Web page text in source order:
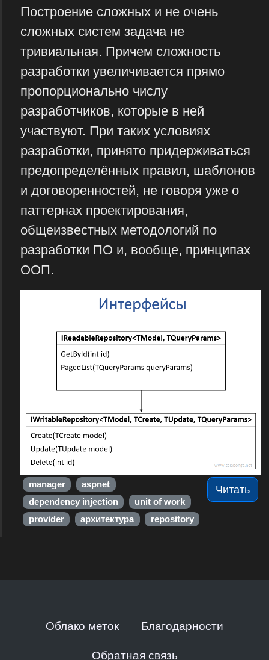
Построение сложных и не очень
сложных систем задача не
тривиальная. Причем сложность
разработки увеличивается прямо
пропорционально числу
разработчиков, которые в ней
участвуют. При таких условиях
разработки, принято придерживаться
предопределённых правил, шаблонов
и договоренностей, не говоря уже о
паттернах проектирования,
общеизвестных методологий по
разработки ПО и, вообще, принципах
ООП.
Читать
manager
aspnet
dependency injection
unit of work
provider
архитектура repository
Облако меток Благодарности
Обратная связь